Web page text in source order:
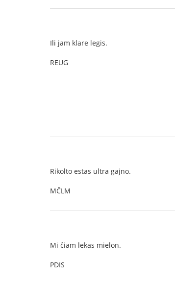
Ili jam klare legis.
REUG
Rikolto estas ultra gajno.
MĈLM
Mi ĉiam lekas mielon.
PDIS